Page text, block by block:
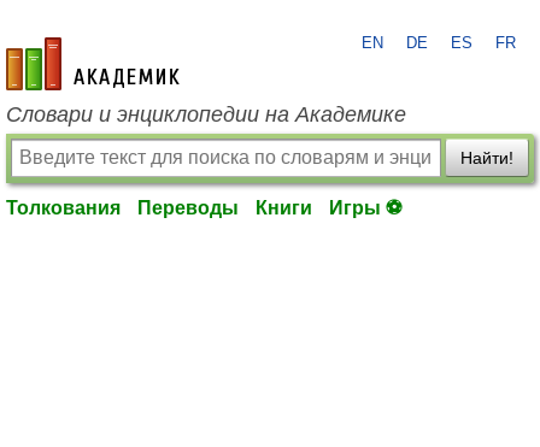
academic.ru
EN DE ES FR
Словари и энциклопедии на Академике
Найти!
Толкования Переводы Книги Игры ⚽